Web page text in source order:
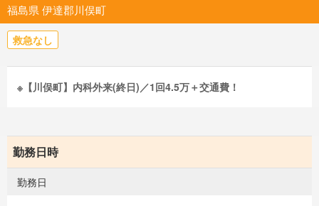
福島県 伊達郡川俣町
救急なし
※【川俣町】内科外来(終日)／1回4.5万＋交通費！
勤務日時
勤務日